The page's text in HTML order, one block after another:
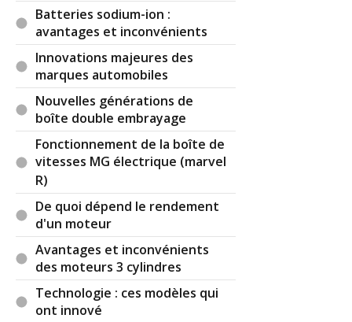
Batteries sodium-ion :
avantages et inconvénients
Innovations majeures des
marques automobiles
Nouvelles générations de
boîte double embrayage
Fonctionnement de la boîte de
vitesses MG électrique (marvel
R)
De quoi dépend le rendement
d'un moteur
Avantages et inconvénients
des moteurs 3 cylindres
Technologie : ces modèles qui
ont innové